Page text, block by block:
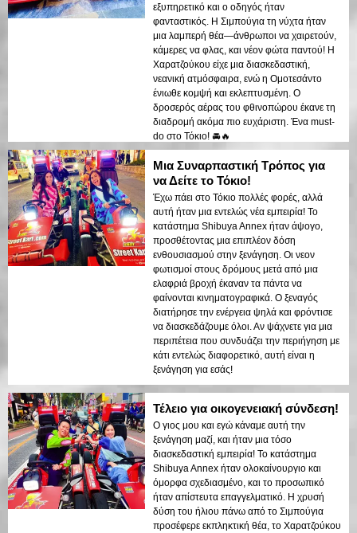
εξυπηρετικό και ο οδηγός ήταν
φανταστικός. Η Σιμπούγια τη νύχτα ήταν
μια λαμπερή θέα—άνθρωποι να χαιρετούν,
κάμερες να φλας, και νέον φώτα παντού! Η
Χαρατζούκου είχε μια διασκεδαστική,
νεανική ατμόσφαιρα, ενώ η Ομοτεσάντο
ένιωθε κομψή και εκλεπτυσμένη. Ο
δροσερός αέρας του φθινοπώρου έκανε τη
διαδρομή ακόμα πιο ευχάριστη. Ένα must-
do στο Τόκιο! 🚘🔥
Μια Συναρπαστική Τρόπος για
να Δείτε το Τόκιο!
Έχω πάει στο Τόκιο πολλές φορές, αλλά
αυτή ήταν μια εντελώς νέα εμπειρία! Το
κατάστημα Shibuya Annex ήταν άψογο,
προσθέτοντας μια επιπλέον δόση
ενθουσιασμού στην ξενάγηση. Οι νεον
φωτισμοί στους δρόμους μετά από μια
ελαφριά βροχή έκαναν τα πάντα να
φαίνονται κινηματογραφικά. Ο ξεναγός
διατήρησε την ενέργεια ψηλά και φρόντισε
να διασκεδάζουμε όλοι. Αν ψάχνετε για μια
περιπέτεια που συνδυάζει την περιήγηση με
κάτι εντελώς διαφορετικό, αυτή είναι η
ξενάγηση για εσάς!
Τέλειο για οικογενειακή σύνδεση!
Ο γιος μου και εγώ κάναμε αυτή την
ξενάγηση μαζί, και ήταν μια τόσο
διασκεδαστική εμπειρία! Το κατάστημα
Shibuya Annex ήταν ολοκαίνουργιο και
όμορφα σχεδιασμένο, και το προσωπικό
ήταν απίστευτα επαγγελματικό. Η χρυσή
δύση του ήλιου πάνω από το Σιμπούγια
προσέφερε εκπληκτική θέα, το Χαρατζούκου